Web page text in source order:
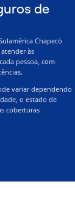
de
Chapecó
às
pessoa, com
variar dependendo
o estado de
coberturas